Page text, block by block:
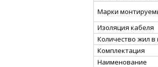
Марки
Изоляция кабеля
Количество жил в
Комплектация
Наименование